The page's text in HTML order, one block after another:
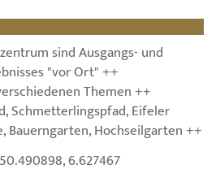
sind Ausgangs- und
"vor Ort" ++
Themen ++
Schmetterlingspfad, Eifeler
Bauerngarten, Hochseilgarten ++
6.627467